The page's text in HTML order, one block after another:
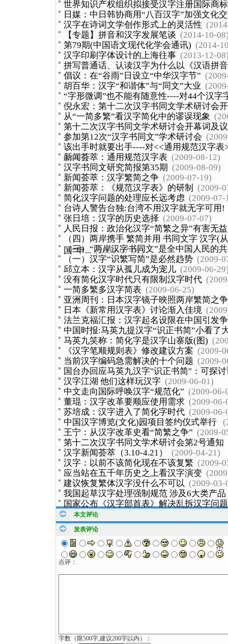
世界知识产权组织拟接受汉字注册国际商标
日媒：中日韩协商用“八百汉字”加强文化
汉字在诗词文学创作形式上的灵活性
【专题】拼音和汉字发展笔谈 (2014-10-
第79期(中国语文现代化学会通讯) (2014-
汉字印刷字体设计的上海往事 (2013-12-
拼写普通话、认读汉字为什么以《汉语拼
倡议：在“谷雨”日设立“中华汉字节”
胡百华：汉字“和谐体”与“同文”大业
“字形微调”也不能有随意性----对44个汉字
倪永宏：第十二次汉字书同文学术研讨会
从“一简多繁”看汉字简化中的谬误现象
第十二次汉字书同文学术研讨会开幕词及
参加第12次“汉字书同文”学术研讨会
该出手时就要出手----对<<通用规范汉字
08-17)
新闻荟萃：通用规范汉字表 (2009-08-12)
汉字书同文研究简报第35期 (2009-08-09)
新闻荟萃：汉字繁简之争 (2009-07-19)
新闻荟萃：《规范汉字表》的研制
(2009-
简化汉字问题的处理应长远考虑 (2009-07-
台诗人警告台独:台湾不用汉字就无字可用!
张日培：汉字的历史选择 (2009-07-07)
人民日报：政治化汉字“简繁之异”有害无益
（四）两岸携手 繁简并用 书同文字 汉字(
国“申... (2009-07-01)
（三）“两岸汉字书同文”是全中国人民的
（一）汉字“识繁写简”是必然趋势 (2009-
邱立本：汉字从孤儿成为宠儿 (2009-06-
没有简化汉字时代只有限制汉字时代
一简多繁多汉字简表 (2009-06-25)
亚洲周刊：日本汉字镜子映照两岸繁简之争
日本《新常用汉字表》讨论渐入佳境
法兰克福汇报：汉字起名设限在中国引发
中国时报:马英九提汉字“识正书简”小看了
马英九笑称：简化字是汉字山寨版(图)
《汉字笔顺规则表》修改建议方案 (2009-
当前汉字编码急需解决的十个问题 (2009-
国台办回应马英九汉字"识正书简"：可探
汉字江湖 他们这样玩汉字 (2009-06-01)
中文走向国际呼唤汉字“规范化” (2009-06-
董琨：汉字改革要顺应使用需求 (2009-06-
苏培成：汉字进入了简化字时代 (2009-06-
中国汉字博览(文化)园项目签约仪式举行
王宁：从汉字改革史看“简繁之争” (2009-
第十二次汉字书同文学术研讨会第2号通知
汉字新闻荟萃（3.10-4.21）
(2009-04-21)
汉字：以前不该简化现在不该复繁 (2009-
应当站在五千年历史之上看汉字演变
建议恢复繁体汉字没什么不可以 (2009-03-
我国起草汉字处理强制规范 涉及6大类产品
国家公布《汉字部首表》解决乱拆汉字问题
本文评论
发表评论
点评：
字数（限500字,建议200字以内）：